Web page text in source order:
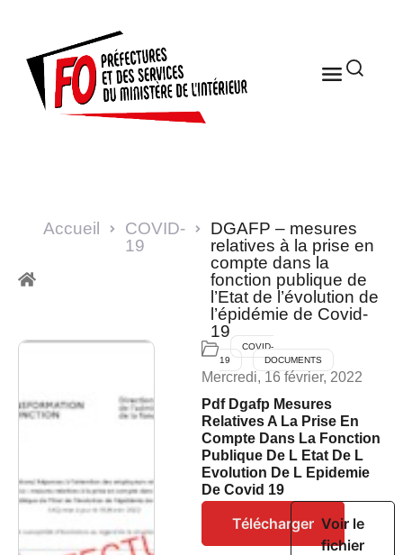
Accueil
COVID-
19
DGAFP – mesures
relatives à la prise en
compte dans la
fonction publique de
l’Etat de l’évolution de
l’épidémie de Covid-
19
COVID-
19
DOCUMENTS
Mercredi, 16 février, 2022
Pdf Dgafp Mesures
Relatives A La Prise En
Compte Dans La Fonction
Publique De L Etat De L
Evolution De L Epidemie
De Covid 19
Télécharger Voir le
fichier